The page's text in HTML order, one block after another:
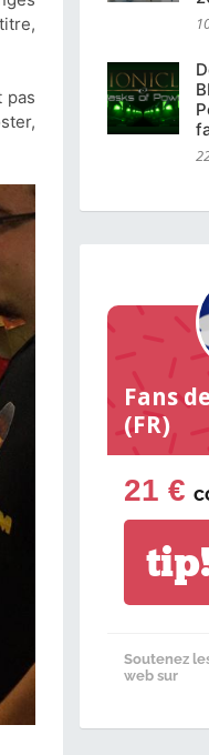
Fans
(FR)
21 €
Soutenez
web sur
pas